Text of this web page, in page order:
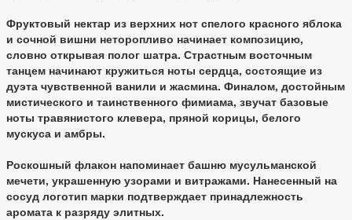
Фруктовый нектар из верхних нот спелого красного яблока
и сочной вишни неторопливо начинает композицию,
словно открывая полог шатра. Страстным восточным
танцем начинают кружиться ноты сердца, состоящие из
дуэта чувственной ванили и жасмина. Финалом, достойным
мистического и таинственного фимиама, звучат базовые
ноты травянистого клевера, пряной корицы, белого
мускуса и амбры.
Роскошный флакон напоминает башню мусульманской
мечети, украшенную узорами и витражами. Нанесенный на
сосуд логотип марки подтверждает принадлежность
аромата к разряду элитных.